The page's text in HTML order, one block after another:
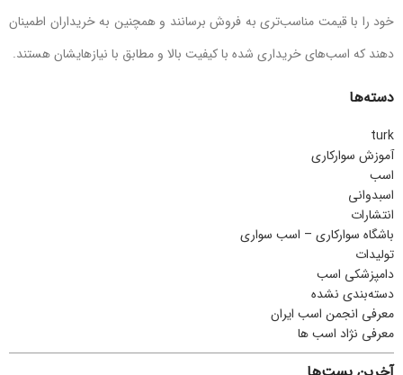
خود را با قیمت مناسب‌تری به فروش برسانند و همچنین به خریداران اطمینان
دهند که اسب‌های خریداری شده با کیفیت بالا و مطابق با نیازهایشان هستند.
دسته‌ها
turk
آموزش سوارکاری
اسب
اسبدوانی
انتشارات
باشگاه سوارکاری – اسب سواری
تولیدات
دامپزشکی اسب
دسته‌بندی نشده
معرفی انجمن اسب ایران
معرفی نژاد اسب ها